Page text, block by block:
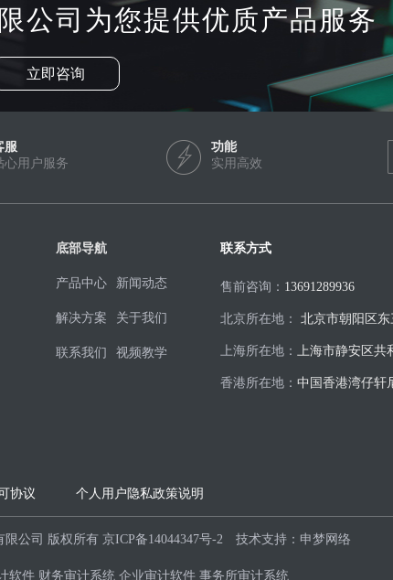
公司为您提供优质产品服务
立即咨询
服
心用户服务
功能
实用高效
底部导航
产品中心 新闻动态
解决方案 关于我们
联系我们 视频教学
联系方式
售前咨询： 13691289936
北京所在地： 北京市朝阳区
上海所在地： 上海市静安区共
香港所在地： 中国香港湾仔轩
协议 个人用户隐私政策说明
限公司 版权所有 京ICP备14044347号-2 技术支持： 申梦网络
软件 财务审计系统 企业审计软件 事务所审计系统